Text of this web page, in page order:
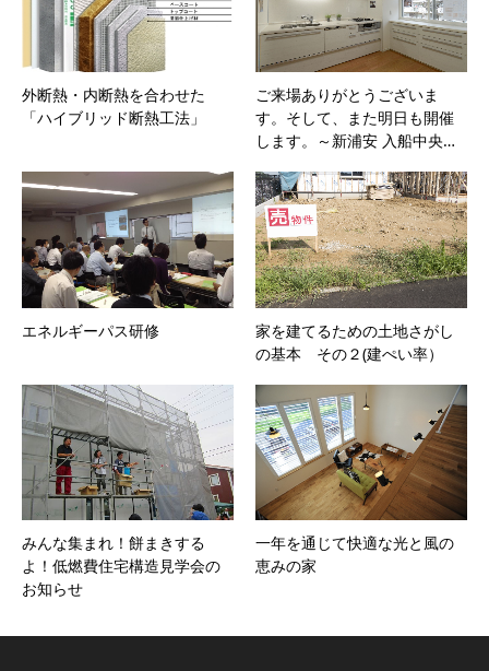
外断熱・内断熱を合わせた
「ハイブリッド断熱工法」
ご来場ありがとうございま
す。そして、また明日も開催
します。～新浦安 入船中央…
エネルギーパス研修
家を建てるための土地さがし
の基本 その２(建ぺい率）
みんな集まれ！餅まきする
よ！低燃費住宅構造見学会の
お知らせ
一年を通じて快適な光と風の
恵みの家